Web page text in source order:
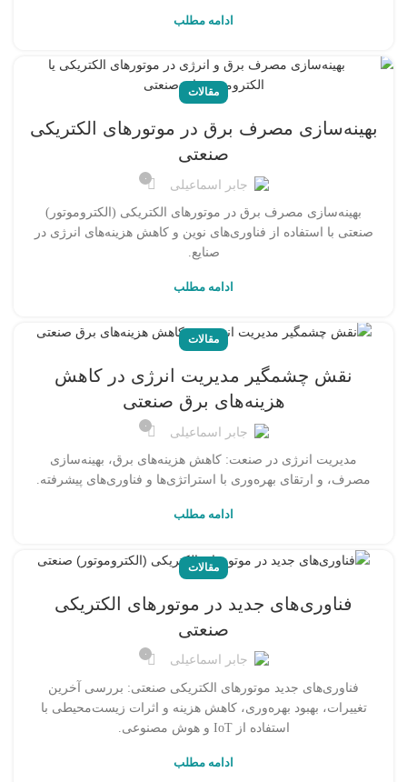
ادامه مطلب
مقالات
بهینه‌سازی مصرف برق در موتورهای الکتریکی
صنعتی
جابر اسماعیلی ۰
بهینه‌سازی مصرف برق در موتورهای الکتریکی (الکتروموتور)
صنعتی با استفاده از فناوری‌های نوین و کاهش هزینه‌های انرژی در
صنایع.
ادامه مطلب
مقالات
نقش چشمگیر مدیریت انرژی در کاهش
هزینه‌های برق صنعتی
جابر اسماعیلی ۰
مدیریت انرژی در صنعت: کاهش هزینه‌های برق، بهینه‌سازی
مصرف، و ارتقای بهره‌وری با استراتژی‌ها و فناوری‌های پیشرفته.
ادامه مطلب
مقالات
فناوری‌های جدید در موتورهای الکتریکی
صنعتی
جابر اسماعیلی ۰
فناوری‌های جدید موتورهای الکتریکی صنعتی: بررسی آخرین
تغییرات، بهبود بهره‌وری، کاهش هزینه و اثرات زیست‌محیطی با
استفاده از IoT و هوش مصنوعی.
ادامه مطلب